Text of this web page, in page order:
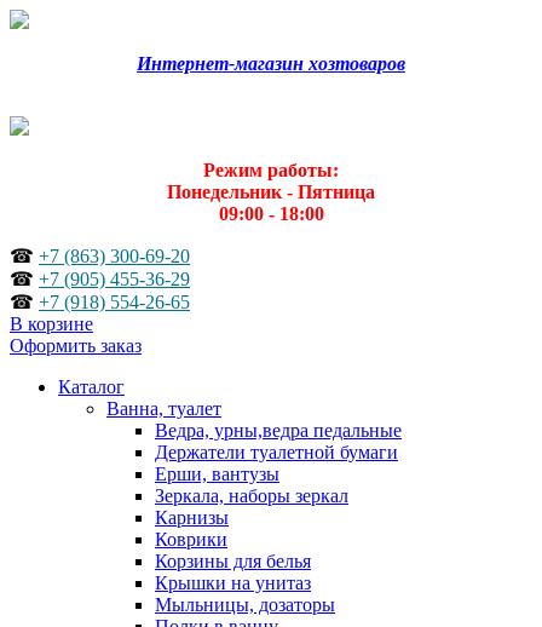
Интернет-магазин хозтоваров
Режим работы:
Понедельник - Пятница
09:00 - 18:00
☎ +7 (863) 300-69-20
☎ +7 (905) 455-36-29
☎ +7 (918) 554-26-65
В корзине
Оформить заказ
Каталог
Ванна, туалет
Ведра, урны,ведра педальные
Держатели туалетной бумаги
Ерши, вантузы
Зеркала, наборы зеркал
Карнизы
Коврики
Корзины для белья
Крышки на унитаз
Мыльницы, дозаторы